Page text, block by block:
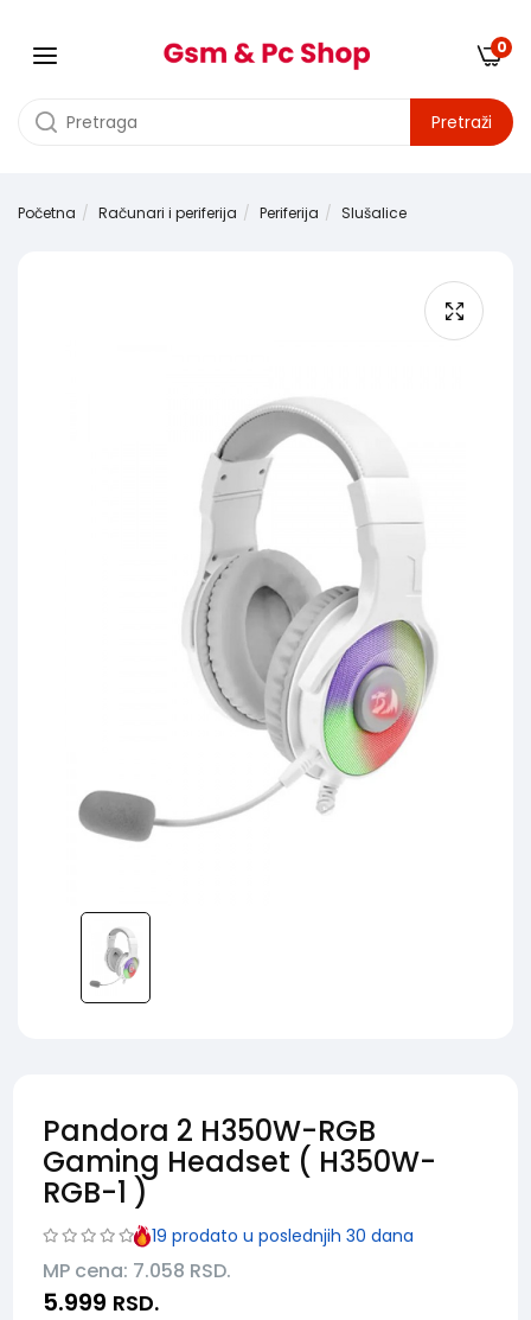
Pretraži
0
Početna Računari i periferija Periferija Slušalice
Pandora 2 H350W-RGB
Gaming Headset ( H350W-
RGB-1 )
19 prodato u poslednjih 30 dana
MP cena: 7.058 RSD.
5.999 RSD.